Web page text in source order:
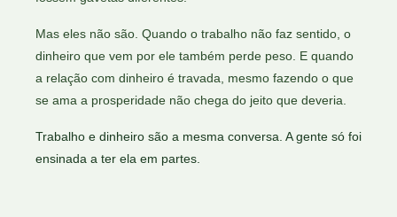
Mas eles não são. Quando o trabalho não faz sentido, o
dinheiro que vem por ele também perde peso. E quando
a relação com dinheiro é travada, mesmo fazendo o que
se ama a prosperidade não chega do jeito que deveria.
Trabalho e dinheiro são a mesma conversa. A gente só foi
ensinada a ter ela em partes.